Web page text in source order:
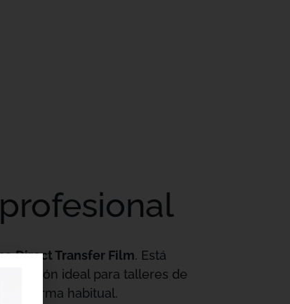
Direct Transfer Film. Está
opción ideal para talleres de
de forma habitual.